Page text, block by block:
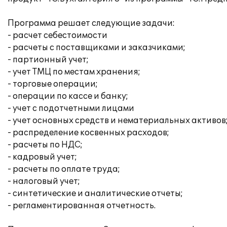
Программа решает следующие задачи:
- расчет себестоимости
- расчеты с поставщиками и заказчиками;
- партионный учет;
- учет ТМЦ по местам хранения;
- торговые операции;
- операции по кассе и банку;
- учет с подотчетными лицами
- учет основных средств и нематериальных
- распределение косвенных расходов;
- расчеты по НДС;
- кадровый учет;
- расчеты по оплате труда;
- налоговый учет;
- синтетические и аналитические отчеты;
- регламентированная отчетность.